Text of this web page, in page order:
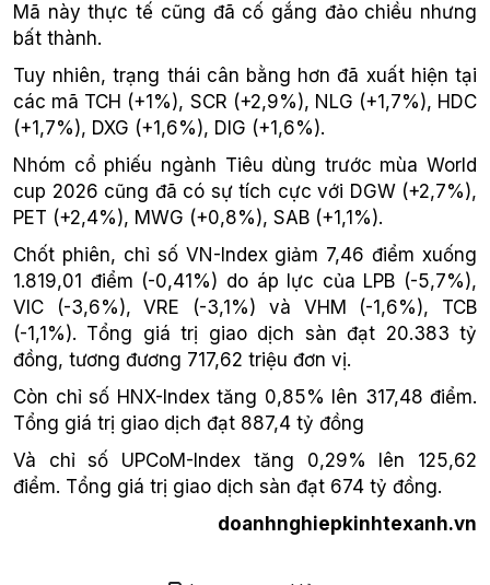
Mã này thực tế cũng đã cố gắng đảo chiều nhưng
bất thành.
Tuy nhiên, trạng thái cân bằng hơn đã xuất hiện tại
các mã TCH (+1%), SCR (+2,9%), NLG (+1,7%), HDC
(+1,7%), DXG (+1,6%), DIG (+1,6%).
Nhóm cổ phiếu ngành Tiêu dùng trước mùa World
cup 2026 cũng đã có sự tích cực với DGW (+2,7%),
PET (+2,4%), MWG (+0,8%), SAB (+1,1%).
Chốt phiên, chỉ số VN-Index giảm 7,46 điểm xuống
1.819,01 điểm (-0,41%) do áp lực của LPB (-5,7%),
VIC (-3,6%), VRE (-3,1%) và VHM (-1,6%), TCB
(-1,1%). Tổng giá trị giao dịch sàn đạt 20.383 tỷ
đồng, tương đương 717,62 triệu đơn vị.
Còn chỉ số HNX-Index tăng 0,85% lên 317,48 điểm.
Tổng giá trị giao dịch đạt 887,4 tỷ đồng
Và chỉ số UPCoM-Index tăng 0,29% lên 125,62
điểm. Tổng giá trị giao dịch sàn đạt 674 tỷ đồng.
doanhnghiepkinhtexanh.vn